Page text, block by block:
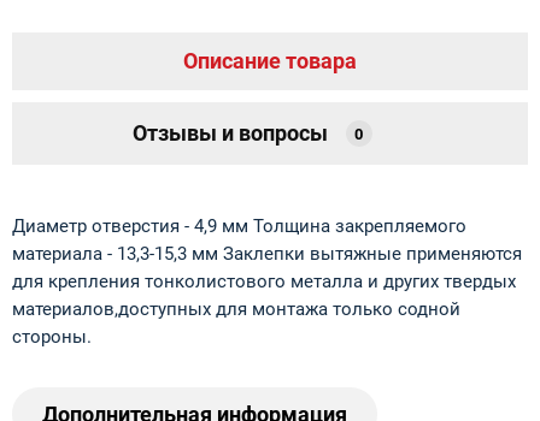
Описание товара
Отзывы и вопросы 0
Диаметр отверстия - 4,9 мм Толщина закрепляемого
материала - 13,3-15,3 мм Заклепки вытяжные применяются
для крепления тонколистового металла и других твердых
материалов,доступных для монтажа только содной
стороны.
Дополнительная информация